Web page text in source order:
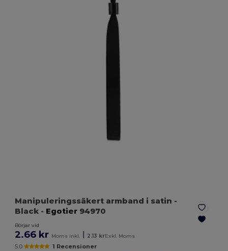
Manipuleringssäkert armband i satin -
Black - Egotier 94970
Börjar vid
2.66 kr Moms inkl. 2.13 krExkl. Moms
5.0 1 Recensioner